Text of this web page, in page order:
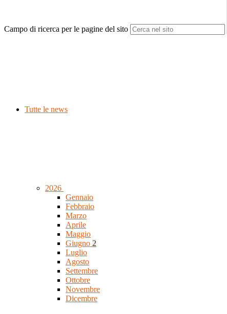
Campo di ricerca per le pagine del sito
Tutte le news
2026
Gennaio
Febbraio
Marzo
Aprile
Maggio
Giugno 2
Luglio
Agosto
Settembre
Ottobre
Novembre
Dicembre